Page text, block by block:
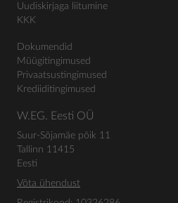
Uudiskirjaga liitumine
KKK
Dokumendid
Müügitingimused
Privaatsustingimused
Krediiditingimused
W.EG. Eesti OÜ
Suur-Sõjamäe põik 11
Tallinn 11415
Eesti
Võta ühendust